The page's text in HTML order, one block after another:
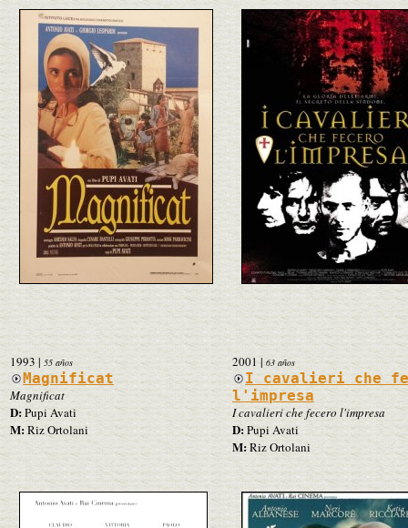
1993| 55 años
Magnificat
Magnificat
D:Pupi Avati
M:Riz Ortolani
2001| 63 años
I cavalieri che
l'impresa
I cavalieri che fecero l'impresa
D:Pupi Avati
M:Riz Ortolani